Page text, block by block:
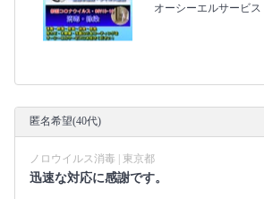
オーシーエルサービス
匿名希望(40代)
ノロウイルス消毒 | 東京都
迅速な対応に感謝です。